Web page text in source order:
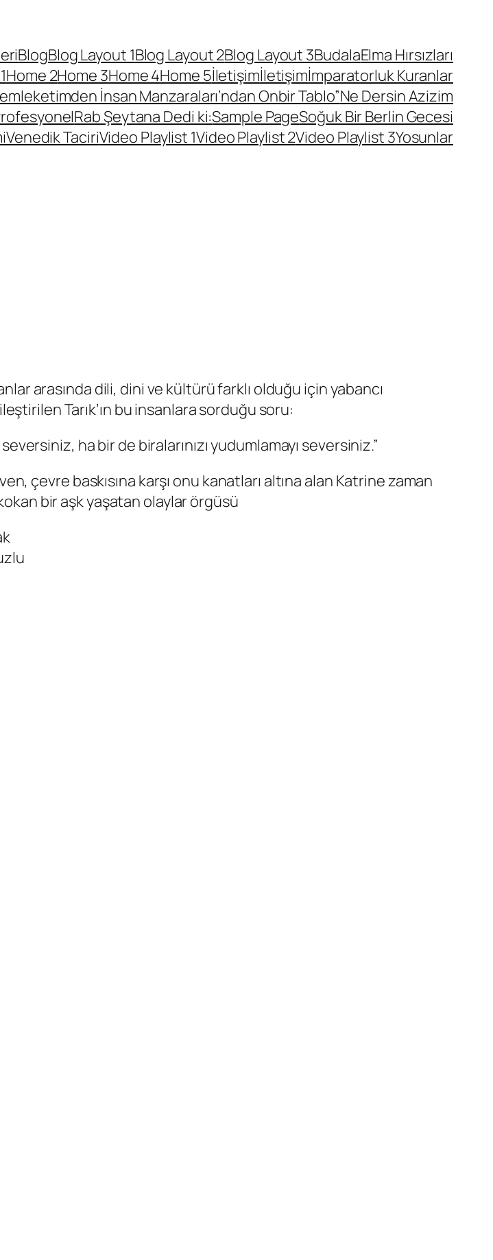
BlogBlog Layout 1Blog Layout 2Blog Layout 3BudalaElma Hırsızları
Home 2Home 3Home 4Home 5İletişimİletişimİmparatorluk Kuranlar
İnsan Manzaraları’ndan Onbir Tablo”Ne Dersin Azizim
Rab Şeytana Dedi ki:Sample PageSoğuk Bir Berlin Gecesi
Venedik TaciriVideo Playlist 1Video Playlist 2Video Playlist 3Yosunlar
arasında dili, dini ve kültürü farklı olduğu için yabancı
Tarık’ın bu insanlara sorduğu soru:
ha bir de biralarınızı yudumlamayı seversiniz.”
çevre baskısına karşı onu kanatları altına alan Katrine zaman
bir aşk yaşatan olaylar örgüsü